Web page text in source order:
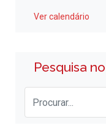
Ver calendário
Pesquisa